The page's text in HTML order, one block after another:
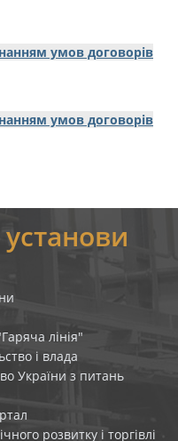
умов договорів
умов договорів
лінія"
і влада
України з питань
розвитку і торгівлі